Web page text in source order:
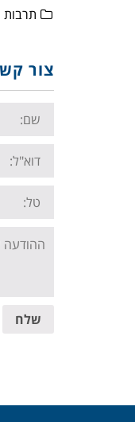
תרבות
צור
Name:
Email:
Tel:
Your
message:
שלח